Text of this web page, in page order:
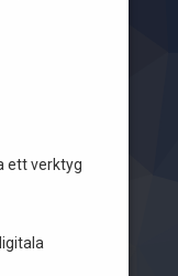
ett verktyg